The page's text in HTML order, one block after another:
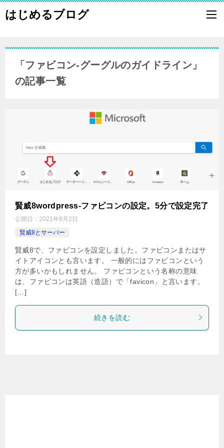
はじめるブログ
「ファビコン-グーグルのガイドライン」
の記事一覧
賢威8wordpress-ファビコンの設定。5分で設定完了
公開日： 2021年8月2日
賢威8とサーバー
賢威8で、ファビコンを設定しました。ファビコンまたはサ
イトアイコンとも言います。 一般的にはファビコンという
方が多いかもしれません。 ファビコンという名称の意味
は、ファビコンは英語（造語）で「favicon」と言います。
[…]
続きを読む